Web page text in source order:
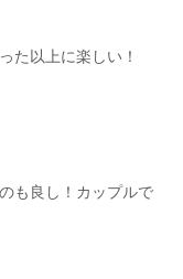
た以上に楽しい！
も良し！カップルで